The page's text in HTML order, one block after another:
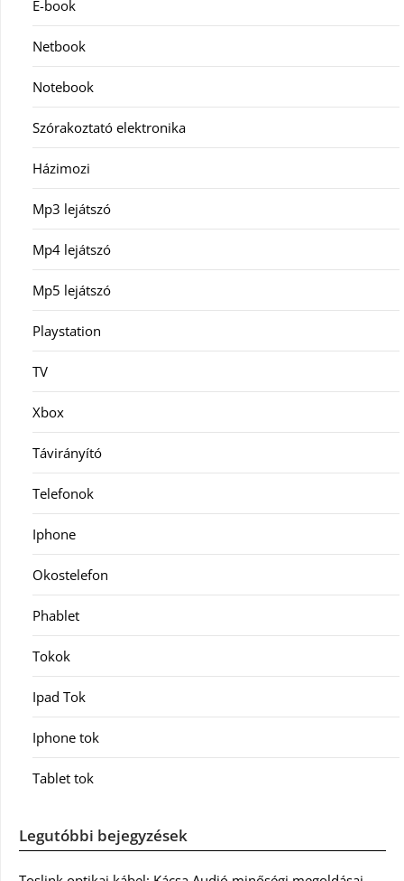
E-book
Netbook
Notebook
Szórakoztató elektronika
Házimozi
Mp3 lejátszó
Mp4 lejátszó
Mp5 lejátszó
Playstation
TV
Xbox
Távirányító
Telefonok
Iphone
Okostelefon
Phablet
Tokok
Ipad Tok
Iphone tok
Tablet tok
Legutóbbi bejegyzések